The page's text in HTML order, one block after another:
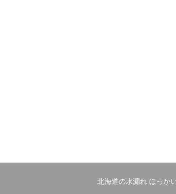
北海道の水漏れ ほっか